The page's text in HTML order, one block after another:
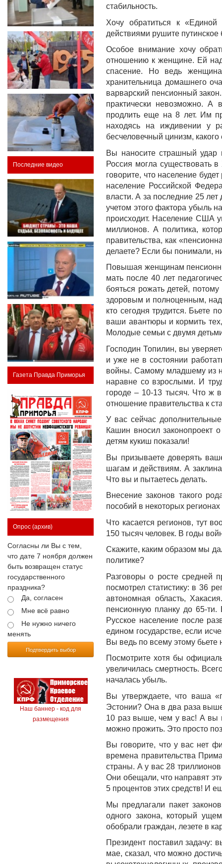
Последние видео
Газета Правда Приморья
Опрос (архив)
Согласны ли Вы с тем,
что дате 7 ноября должен
быть возвращен статус
государственного
праздника?
Да, согласен
Мне всё равно
Не нужно ничего
менять
Подтвердить выбор
Наш баннер - код для
размещения
стабильность.
Хочу обратиться к «Единой
действиями рушите
Особое внимание хочу
отношению к женщине. Ей
спасение. Но ведь
хранительница домашнего
варварский пенсионный
практически невозможно.
продлить еще на 8 лет. Им
находясь на иждивении у
бесчеловечный цинизм,
Вы наносите страшный удар
Россия могла существовать
говорите, что население
население Российской
власти. А за последние 25
учетом этого фактора убыль
происходит. Население США
миллионов. А политика,
правительства, как
делаете? Если бы понимали,
Повышая женщинам
мать после 40 лет
бояться рожать детей,
здоровым и полноценным,
кто сегодня трудится. Бьете
ваши авантюры и кормить
Молодые семьи с двумя
Господин Топилин, вы
и уже не в состоянии
войны. Самому младшему из
наравне со взрослыми. И
городе – 10-13 тысяч. Что ж
отношение правительства к
У вас сейчас
Кашин вносил законопроект
детям кукиш показали!
Вы призываете доверять
шагам и действиям. А
Что вы и пытаетесь делать.
Внесение законов такого
пособий в некоторых
Что касается регионов, тут
150 тысяч человек. В годы
Скажите, каким образом мы
политике?
Разговоры о росте средней
посмотрел статистику: в 36
автономная область,
пенсионную планку до 65-
Русское население после
едином государстве, если
Вы ведь по всему этому
Посмотрите хотя бы
увеличилась смертность.
началась убыль.
Вы утверждаете, что ваша
Эстонии? Она в два раза
10 раз выше, чем у вас! А вы
можно прожить. Это просто
Вы говорите, что у вас нет
времена правительства
страны. А у вас 28
Они обещали, что направят
5 процентов этих средств! И
Мы предлагали пакет
одного закона, который
обобрали граждан, лезете в
Президент поставил задачу:
мае, сказал, что можно